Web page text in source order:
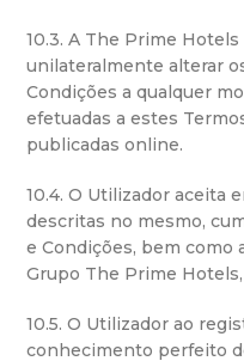
10.3. A The Prime
unilateralmente alterar
Condições a qualquer
efetuadas a estes
publicadas online.
10.4. O Utilizador aceita
descritas no mesmo,
e Condições, bem como
Grupo The Prime
10.5. O Utilizador ao
conhecimento perfeito